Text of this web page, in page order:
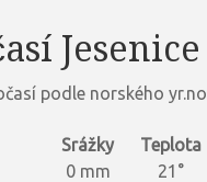
Jesenice
podle norského yr.no
Srážky Teplota
0 mm 21°